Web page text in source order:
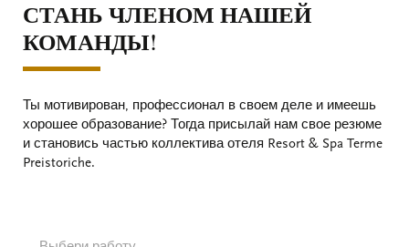
СТАНЬ ЧЛЕНОМ НАШЕЙ
КОМАНДЫ!
Ты мотивирован, профессионал в своем деле и имеешь
хорошее образование? Тогда присылай нам свое резюме
и становись частью коллектива отеля Resort & Spa Terme
Preistoriche.